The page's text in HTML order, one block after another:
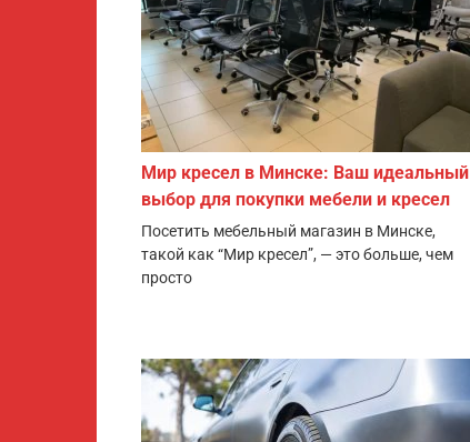
Мир кресел в Минске: Ваш идеальный
выбор для покупки мебели и кресел
Посетить мебельный магазин в Минске,
такой как “Мир кресел”, — это больше, чем
просто